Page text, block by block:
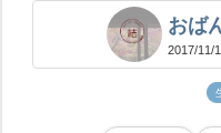
おば
2017/11/